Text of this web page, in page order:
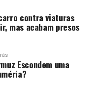
contra viaturas
mas acabam presos
Escondem uma